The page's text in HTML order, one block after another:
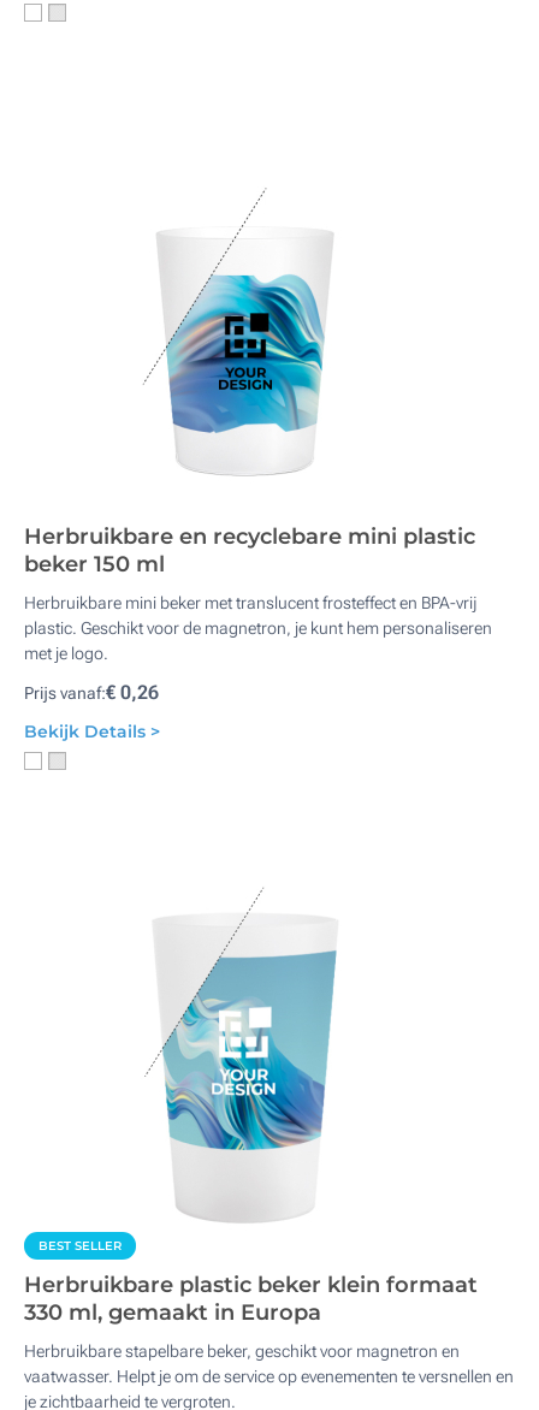
Herbruikbare en recyclebare mini plastic
beker 150 ml
Herbruikbare mini beker met translucent frosteffect en BPA-vrij
plastic. Geschikt voor de magnetron, je kunt hem personaliseren
met je logo.
Prijs vanaf:€ 0,26
Bekijk Details >
BEST SELLER
Herbruikbare plastic beker klein formaat
330 ml, gemaakt in Europa
Herbruikbare stapelbare beker, geschikt voor magnetron en
vaatwasser. Helpt je om de service op evenementen te versnellen en
je zichtbaarheid te vergroten.